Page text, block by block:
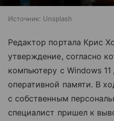
Источник: Unsplash
Редактор портала Крис
утверждение, согласно
компьютеру с Windows 11
оперативной памяти. В
с собственным
специалист пришел к